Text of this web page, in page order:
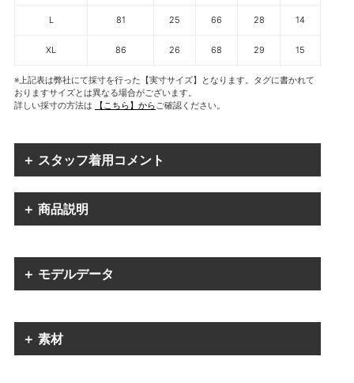
L 81 25 66 28 14
XL 86 26 68 29 15
※上記表は弊社にて採寸を行った【実寸サイズ】となります。タグに書かれて
おりますサイズとは異なる場合がございます。
詳しい採寸の方法は
【こちら】からご確認ください。
＋ スタッフ着用コメント
＋ 商品説明
＋ モデルデータ
＋ 素材